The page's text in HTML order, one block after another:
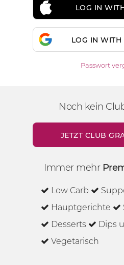
LOG IN
LOG IN WITH
Passwort
Noch kein
JETZT CLUB
Immer mehr
Low Carb
Hauptgerichte
Desserts
Dips
Vegetarisch